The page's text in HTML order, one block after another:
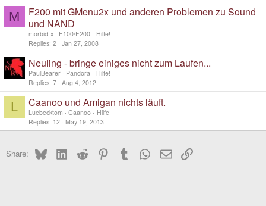
M
F200 mit GMenu2x und anderen Problemen zu Sound
und NAND
morbid-x
F100/F200 - Hilfe!
Replies 2 Jan 27, 2008
Neuling - bringe einiges nicht zum Laufen...
PaulBearer
Pandora - Hilfe!
Replies 7 Aug 4, 2012
L Caanoo und Amigan nichts läuft.
Luebecktom
Caanoo - Hilfe
Replies 12 May 19, 2013
Share: BlueskyLinkedInReddit PinterestTumblr WhatsApp
EmailLink